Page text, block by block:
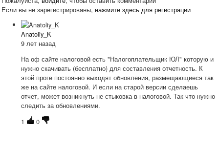
Если вы не зарегистрированы, нажмите здесь для регистрации
Anatoliy_K
9 лет назад
На оф сайте налоговой есть "Налогоплательщик ЮЛ" которую и
нужно скачивать (бесплатно) для составления отчетность. К
этой проге постоянно выходят обновления, размещающиеся так
же на сайте налоговой. И если на старой версии сделаешь
отчет, может возникнуть не стыковка в налоговой. Так что нужно
следить за обновлениями.
1
0